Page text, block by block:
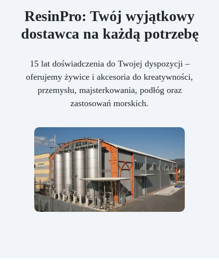
ResinPro: Twój wyjątkowy
dostawca na każdą potrzebę
15 lat doświadczenia do Twojej dyspozycji –
oferujemy żywice i akcesoria do kreatywności,
przemysłu, majsterkowania, podłóg oraz
zastosowań morskich.